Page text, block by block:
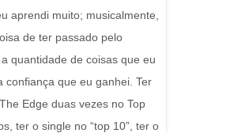
aprendi muito; musicalmente,
de ter passado pelo
quantidade de coisas que eu
confiança que eu ganhei. Ter
Edge duas vezes no Top
ter o single no “top 10”, ter o